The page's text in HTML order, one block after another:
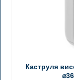
Каструля